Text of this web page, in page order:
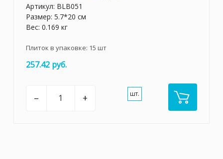
Артикул: BLB051
Размер: 5.7*20 см
Вес: 0.169 кг
Плиток в упаковке: 15 шт
257.42 руб.
– + шт.